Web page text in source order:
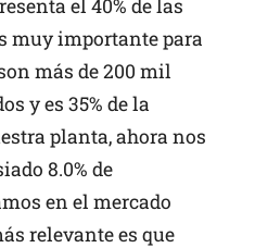
el 40% de las
muy importante para
más de 200 mil
y es 35% de la
planta, ahora nos
8.0% de
en el mercado
relevante es que